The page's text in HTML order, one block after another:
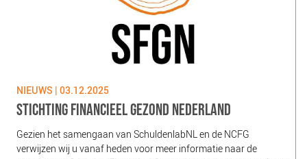
NIEUWS | 03.12.2025
STICHTING FINANCIEEL GEZOND NEDERLAND
Gezien het samengaan van SchuldenlabNL en de NCFG
verwijzen wij u vanaf heden voor meer informatie naar de